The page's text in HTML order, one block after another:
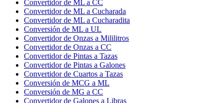
Convertidor de ML a CC
Convertidor de ML a Cucharada
Convertidor de ML a Cucharadita
Conversión de ML a UL
Convertidor de Onzas a Mililitros
Convertidor de Onzas a CC
Convertidor de Pintas a Tazas
Convertidor de Pintas a Galones
Convertidor de Cuartos a Tazas
Conversión de MCG a ML
Conversión de MG a CC
Convertidor de Galones a Libras